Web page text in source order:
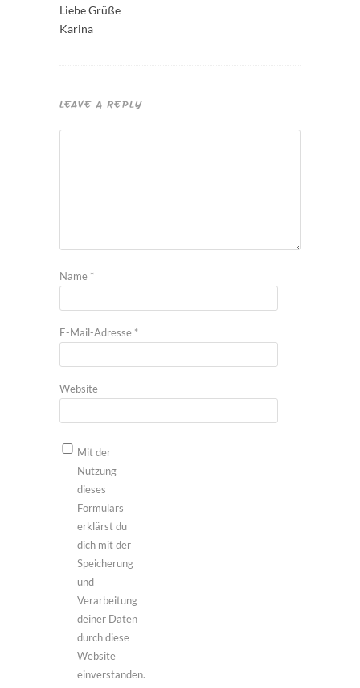
Liebe Grüße
Karina
LEAVE A REPLY
Name *
E-Mail-Adresse *
Website
Mit der
Nutzung
dieses
Formulars
erklärst du
dich mit der
Speicherung
und
Verarbeitung
deiner Daten
durch diese
Website
einverstanden.